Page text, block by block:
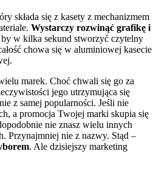
składa się z kasety z mechanizmem
Wystarczy rozwinąć grafikę i
by w kilka sekund stworzyć czytelny
chowa się w aluminiowej kasecie
marek. Choć chwali się go za
jego utrzymująca się
z samej popularności. Jeśli nie
a promocja Twojej marki skupia się
nie znasz wielu innych
Przynajmniej nie z nazwy. Stąd –
. Ale dzisiejszy marketing